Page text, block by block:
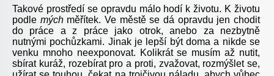
Takové prostředí se opravdu málo hodí k životu. K životu
podle mýchměřítek. Ve městě se dá opravdu jen chodit
do práce a z práce jako otrok, anebo za nezbytně
nutnými pochůzkami. Jinak je lepší být doma a nikde se
venku mnoho neexponovat. Kolikrát se musím až nutit,
sbírat kuráž, rozebírat pro a proti, zvažovat, rozmýšlet se,